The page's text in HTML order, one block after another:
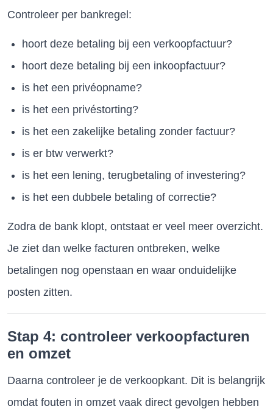
Controleer per bankregel:
hoort deze betaling bij een verkoopfactuur?
hoort deze betaling bij een inkoopfactuur?
is het een privéopname?
is het een privéstorting?
is het een zakelijke betaling zonder factuur?
is er btw verwerkt?
is het een lening, terugbetaling of investering?
is het een dubbele betaling of correctie?
Zodra de bank klopt, ontstaat er veel meer overzicht.
Je ziet dan welke facturen ontbreken, welke
betalingen nog openstaan en waar onduidelijke
posten zitten.
Stap 4: controleer verkoopfacturen
en omzet
Daarna controleer je de verkoopkant. Dit is belangrijk
omdat fouten in omzet vaak direct gevolgen hebben